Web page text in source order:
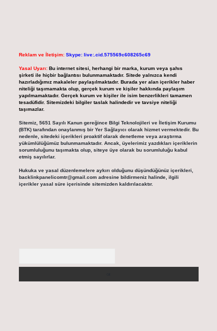
Reklam ve İletişim: Skype: live:.cid.575569c608265c69
Yasal Uyarı: Bu internet sitesi, herhangi bir marka, kurum veya şahıs
şirketi ile hiçbir bağlantısı bulunmamaktadır. Sitede yalnızca kendi
hazırladığımız makaleler paylaşılmaktadır. Burada yer alan içerikler haber
niteliği taşımamakta olup, gerçek kurum ve kişiler hakkında paylaşım
yapılmamaktadır. Gerçek kurum ve kişiler ile isim benzerlikleri tamamen
tesadüfidir. Sitemizdeki bilgiler taslak halindedir ve tavsiye niteliği
taşımazlar.
Sitemiz, 5651 Sayılı Kanun gereğince Bilgi Teknolojileri ve İletişim Kurumu
(BTK) tarafından onaylanmış bir Yer Sağlayıcı olarak hizmet vermektedir. Bu
nedenle, sitedeki içerikleri proaktif olarak denetleme veya araştırma
yükümlülüğümüz bulunmamaktadır. Ancak, üyelerimiz yazdıkları içeriklerin
sorumluluğunu taşımakta olup, siteye üye olarak bu sorumluluğu kabul
etmiş sayılırlar.
Hukuka ve yasal düzenlemelere aykırı olduğunu düşündüğünüz içerikleri,
backlinkpanelicomtr@gmail.comadresine bildirmeniz halinde, ilgili
içerikler yasal süre içerisinde sitemizden kaldırılacaktır.